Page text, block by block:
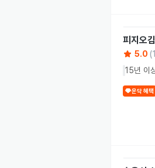
피지오
5.0 (
15년 이
운닥 혜택